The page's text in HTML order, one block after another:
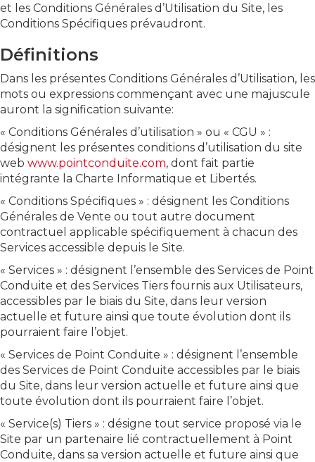
et les Conditions Générales d’Utilisation du Site, les
Conditions Spécifiques prévaudront.
Définitions
Dans les présentes Conditions Générales d’Utilisation, les
mots ou expressions commençant avec une majuscule
auront la signification suivante:
« Conditions Générales d’utilisation » ou « CGU » :
désignent les présentes conditions d’utilisation du site
web www.pointconduite.com, dont fait partie
intégrante la Charte Informatique et Libertés.
« Conditions Spécifiques » : désignent les Conditions
Générales de Vente ou tout autre document
contractuel applicable spécifiquement à chacun des
Services accessible depuis le Site.
« Services » : désignent l’ensemble des Services de Point
Conduite et des Services Tiers fournis aux Utilisateurs,
accessibles par le biais du Site, dans leur version
actuelle et future ainsi que toute évolution dont ils
pourraient faire l’objet.
« Services de Point Conduite » : désignent l’ensemble
des Services de Point Conduite accessibles par le biais
du Site, dans leur version actuelle et future ainsi que
toute évolution dont ils pourraient faire l’objet.
« Service(s) Tiers » : désigne tout service proposé via le
Site par un partenaire lié contractuellement à Point
Conduite, dans sa version actuelle et future ainsi que